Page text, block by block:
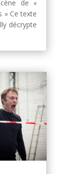
de «
» Ce texte
décrypte